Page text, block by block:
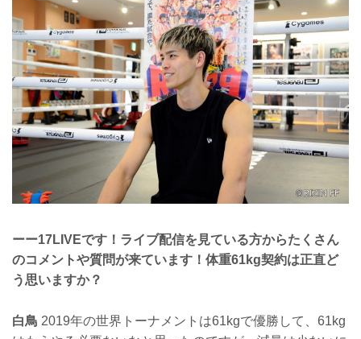
ーー17LIVEです！ライブ配信を見ている方からたくさん
のコメントや質問が来ています！体重61kg契約は正直ど
う思いますか？
白鳥 2019年の世界トーナメントは61kgで優勝して、61kg